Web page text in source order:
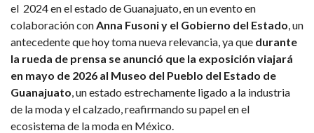
el 2024 en el estado de Guanajuato, en un evento en
colaboración con Anna Fusoni y el Gobierno del Estado , un
antecedente que hoy toma nueva relevancia, ya que durante
la rueda de prensa se anunció que la exposición viajará
en mayo de 2026 al Museo del Pueblo del Estado de
Guanajuato , un estado estrechamente ligado a la industria
de la moda y el calzado, reafirmando su papel en el
ecosistema de la moda en México.